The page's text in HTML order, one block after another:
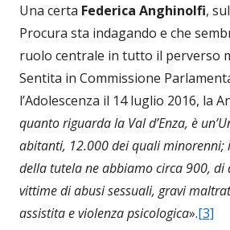
Una certa Federica Anghinolfi,
Procura sta indagando e che
ruolo centrale in tutto il perverso
Sentita in Commissione
l’Adolescenza il 14 luglio 2016, la
quanto riguarda la Val d’Enza, è
abitanti, 12.000 dei quali minorenni;
della tutela ne abbiamo circa 900, di
vittime di abusi sessuali, gravi
assistita e violenza psicologica».[3]